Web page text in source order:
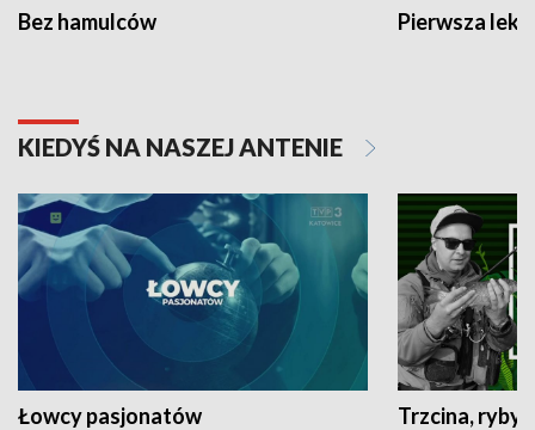
Bez hamulców Pierwsza
KIEDYŚ NA NASZEJ ANTENIE
Łowcy pasjonatów Trzcina, ryby